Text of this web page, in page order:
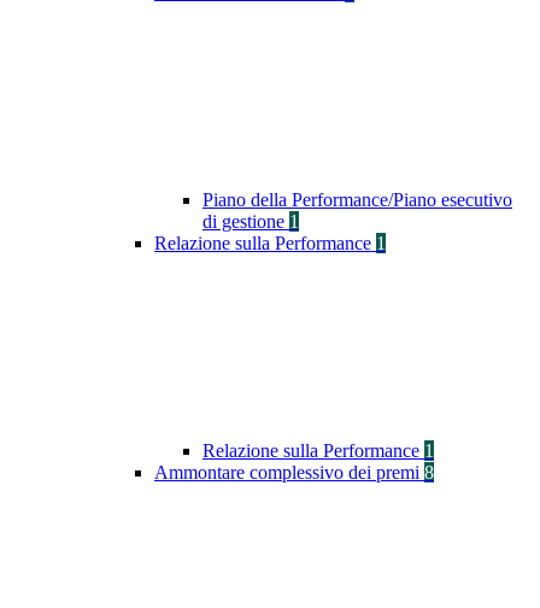
Piano della Performance/Piano esecutivo
di gestione 1
Relazione sulla Performance 1
Relazione sulla Performance 1
Ammontare complessivo dei premi 8